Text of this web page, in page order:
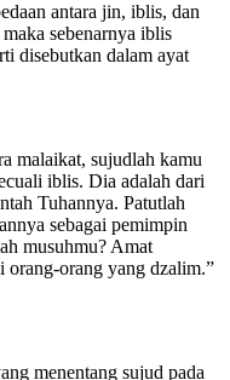
antara jin, iblis, dan
sebenarnya iblis
disebutkan dalam ayat
malaikat, sujudlah kamu
iblis. Dia adalah dari
Tuhannya. Patutlah
sebagai pemimpin
musuhmu? Amat
orang-orang yang dzalim.”
menentang sujud pada